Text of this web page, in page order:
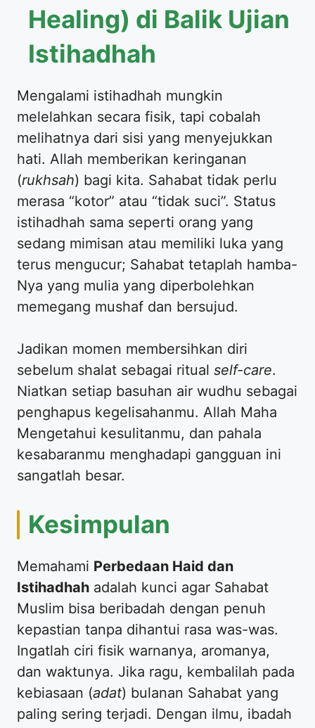
Healing) di Balik Ujian
Istihadhah
​Mengalami istihadhah mungkin
melelahkan secara fisik, tapi cobalah
melihatnya dari sisi yang menyejukkan
hati. Allah memberikan keringanan
(rukhsah) bagi kita. Sahabat tidak perlu
merasa “kotor” atau “tidak suci”. Status
istihadhah sama seperti orang yang
sedang mimisan atau memiliki luka yang
terus mengucur; Sahabat tetaplah hamba-
Nya yang mulia yang diperbolehkan
memegang mushaf dan bersujud.
​Jadikan momen membersihkan diri
sebelum shalat sebagai ritual self-care.
Niatkan setiap basuhan air wudhu sebagai
penghapus kegelisahanmu. Allah Maha
Mengetahui kesulitanmu, dan pahala
kesabaranmu menghadapi gangguan ini
sangatlah besar.
​Kesimpulan
​Memahami Perbedaan Haid dan
Istihadhah adalah kunci agar Sahabat
Muslim bisa beribadah dengan penuh
kepastian tanpa dihantui rasa was-was.
Ingatlah ciri fisik warnanya, aromanya,
dan waktunya. Jika ragu, kembalilah pada
kebiasaan (adat) bulanan Sahabat yang
paling sering terjadi. Dengan ilmu, ibadah